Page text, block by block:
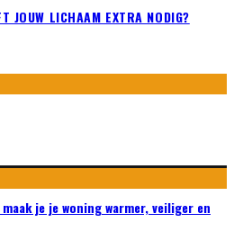
JOUW LICHAAM EXTRA NODIG?
je je woning warmer, veiliger en